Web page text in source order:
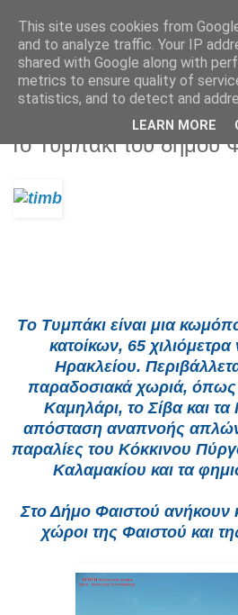
Κυριακή 27 Απριλίου 2025
Το Τυμπάκι του δήμου
Tο Τυμπάκι είναι μια
κατοίκων, 65 χιλιόμετρα
Ηρακλείου.
παραδοσιακά χωριά,
Καμηλάρι, το Σίβα και τα
απόσταση αναπνοής
παραλίες του Κόκκινου
Καλαμακίου και τα
Στο Δήμο Φαιστού ανήκουν
χώροι της Φαιστού και
This site uses cookies from
and to analyze traffic. Your IP
shared with Google along with
metrics to ensure quality of
statistics, and to detect and
LEARN MORE